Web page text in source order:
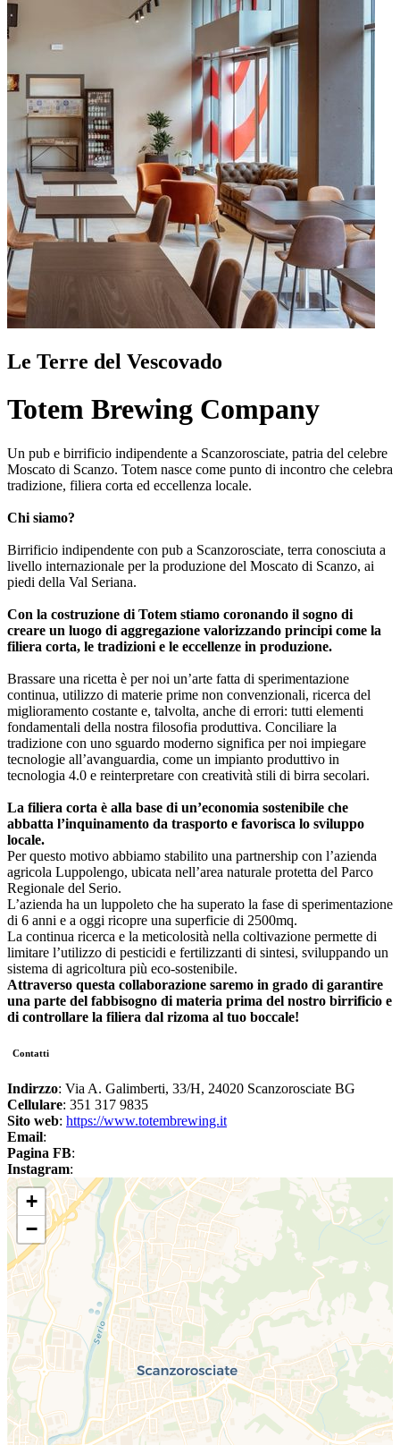
Le Terre del Vescovado
Totem Brewing Company
Un pub e birrificio indipendente a Scanzorosciate, patria del celebre
Moscato di Scanzo. Totem nasce come punto di incontro che celebra
tradizione, filiera corta ed eccellenza locale.
Chi siamo?
Birrificio indipendente con pub a Scanzorosciate, terra conosciuta a
livello internazionale per la produzione del Moscato di Scanzo, ai
piedi della Val Seriana.
Con la costruzione di Totem stiamo coronando il sogno di
creare un luogo di aggregazione valorizzando principi come la
filiera corta, le tradizioni e le eccellenze in produzione.
Brassare una ricetta è per noi un’arte fatta di sperimentazione
continua, utilizzo di materie prime non convenzionali, ricerca del
miglioramento costante e, talvolta, anche di errori: tutti elementi
fondamentali della nostra filosofia produttiva. Conciliare la
tradizione con uno sguardo moderno significa per noi impiegare
tecnologie all’avanguardia, come un impianto produttivo in
tecnologia 4.0 e reinterpretare con creatività stili di birra secolari.
La filiera corta è alla base di un’economia sostenibile che
abbatta l’inquinamento da trasporto e favorisca lo sviluppo
locale.
Per questo motivo abbiamo stabilito una partnership con l’azienda
agricola Luppolengo, ubicata nell’area naturale protetta del Parco
Regionale del Serio.
L’azienda ha un luppoleto che ha superato la fase di sperimentazione
di 6 anni e a oggi ricopre una superficie di 2500mq.
La continua ricerca e la meticolosità nella coltivazione permette di
limitare l’utilizzo di pesticidi e fertilizzanti di sintesi, sviluppando un
sistema di agricoltura più eco-sostenibile.
Attraverso questa collaborazione saremo in grado di garantire
una parte del fabbisogno di materia prima del nostro birrificio e
di controllare la filiera dal rizoma al tuo boccale!
Contatti
Indirzzo: Via A. Galimberti, 33/H, 24020 Scanzorosciate BG
Cellulare: 351 317 9835
Sito web: https://www.totembrewing.it
Email:
Pagina FB:
Instagram:
+
−